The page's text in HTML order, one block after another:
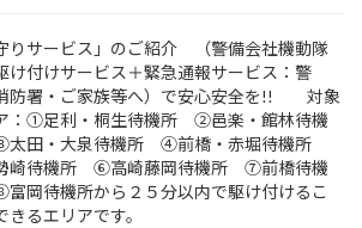
りサービス」のご紹介 （警備会社機動隊
け付けサービス＋緊急通報サービス：警
防署・ご家族等へ）で安心安全を!! 対象
：①足利・桐生待機所 ②邑楽・館林待機
田・大泉待機所 ④前橋・赤堀待機所
崎待機所 ⑥高崎藤岡待機所 ⑦前橋待機
岡待機所から２５分以内で駆け付けるこ
きるエリアです。